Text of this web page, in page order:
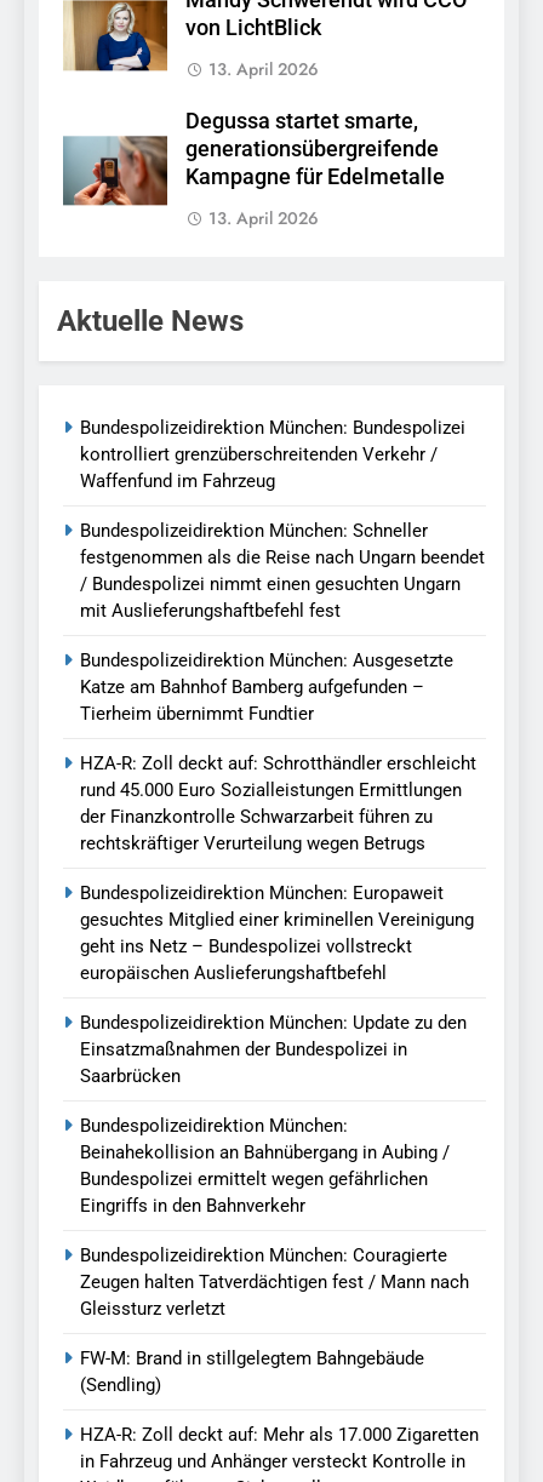
von LichtBlick
13. April 2026
Degussa startet smarte,
generationsübergreifende
Kampagne für Edelmetalle
13. April 2026
Aktuelle News
Bundespolizeidirektion München: Bundespolizei
kontrolliert grenzüberschreitenden Verkehr /
Waffenfund im Fahrzeug
Bundespolizeidirektion München: Schneller
festgenommen als die Reise nach Ungarn beendet
/ Bundespolizei nimmt einen gesuchten Ungarn
mit Auslieferungshaftbefehl fest
Bundespolizeidirektion München: Ausgesetzte
Katze am Bahnhof Bamberg aufgefunden –
Tierheim übernimmt Fundtier
HZA-R: Zoll deckt auf: Schrotthändler erschleicht
rund 45.000 Euro Sozialleistungen Ermittlungen
der Finanzkontrolle Schwarzarbeit führen zu
rechtskräftiger Verurteilung wegen Betrugs
Bundespolizeidirektion München: Europaweit
gesuchtes Mitglied einer kriminellen Vereinigung
geht ins Netz – Bundespolizei vollstreckt
europäischen Auslieferungshaftbefehl
Bundespolizeidirektion München: Update zu den
Einsatzmaßnahmen der Bundespolizei in
Saarbrücken
Bundespolizeidirektion München:
Beinahekollision an Bahnübergang in Aubing /
Bundespolizei ermittelt wegen gefährlichen
Eingriffs in den Bahnverkehr
Bundespolizeidirektion München: Couragierte
Zeugen halten Tatverdächtigen fest / Mann nach
Gleissturz verletzt
FW-M: Brand in stillgelegtem Bahngebäude
(Sendling)
HZA-R: Zoll deckt auf: Mehr als 17.000 Zigaretten
in Fahrzeug und Anhänger versteckt Kontrolle in